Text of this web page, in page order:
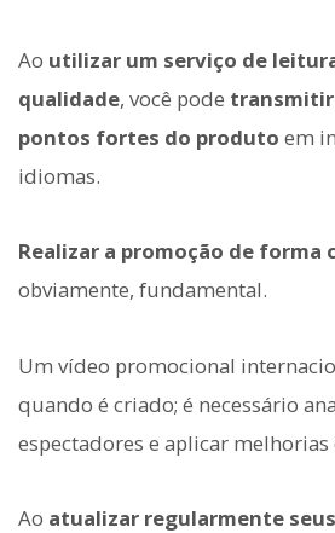
Ao utilizar um serviço de
qualidade, você pode transmitir
pontos fortes do produto em
idiomas.
Realizar a promoção de forma
obviamente, fundamental.
Um vídeo promocional
quando é criado; é necessário
espectadores e aplicar melhorias
Ao atualizar regularmente